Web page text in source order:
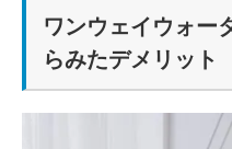
ワンウェイウォー
らみたデメリット